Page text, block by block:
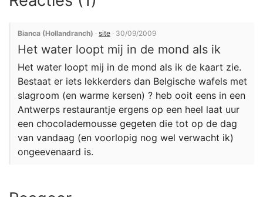
Bianca (Hollandranch) · site · 30/09/2009
Het water loopt mij in de mond als ik
Het water loopt mij in de mond als ik de kaart zie.
Bestaat er iets lekkerders dan Belgische wafels met
slagroom (en warme kersen) ? heb ooit eens in een
Antwerps restaurantje ergens op een heel laat uur
een chocolademousse gegeten die tot op de dag
van vandaag (en voorlopig nog wel verwacht ik)
ongeevenaard is.